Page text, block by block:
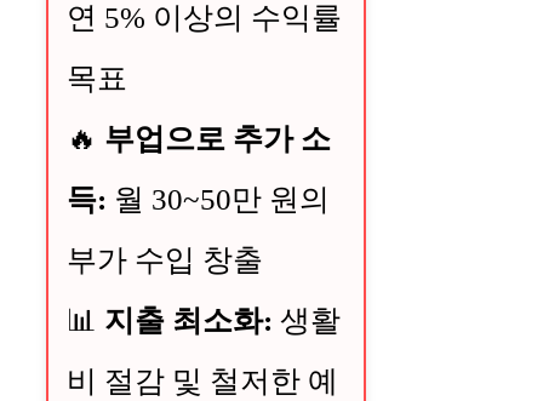
연 5% 이상의 수익률
목표
🔥 부업으로 추가 소
득: 월 30~50만 원의
부가 수입 창출
📊 지출 최소화: 생활
비 절감 및 철저한 예